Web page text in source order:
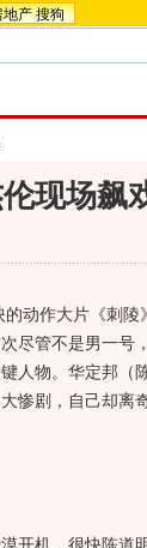
地产 搜狗
伦现场
作大片《刺陵
尽管不是男一号
人物。华定邦（
惨剧，自己却离